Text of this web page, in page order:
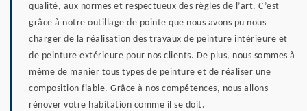
qualité, aux normes et respectueux des règles de l’art. C’est
grâce à notre outillage de pointe que nous avons pu nous
charger de la réalisation des travaux de peinture intérieure et
de peinture extérieure pour nos clients. De plus, nous sommes à
même de manier tous types de peinture et de réaliser une
composition fiable. Grâce à nos compétences, nous allons
rénover votre habitation comme il se doit.